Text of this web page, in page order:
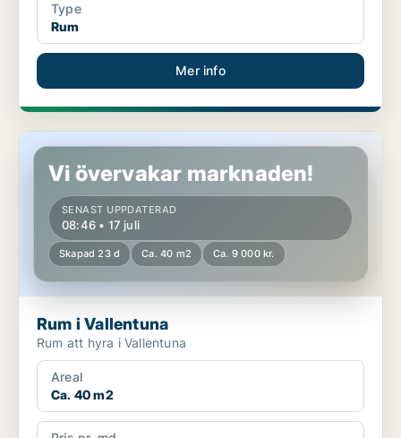
Type
Rum
Mer info
Rum i Vallentuna
Vi övervakar marknaden!
SENAST UPPDATERAD
08:46 • 17 juli
Skapad 23 d Ca. 40 m2 Ca. 9 000 kr.
Rum i Vallentuna
Rum att hyra i Vallentuna
Areal
Ca. 40 m2